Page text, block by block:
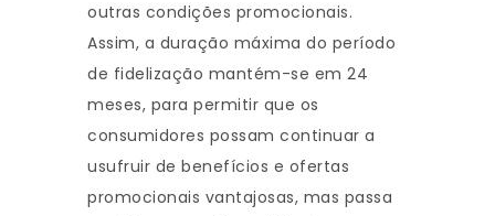
outras condições promocionais.
Assim, a duração máxima do período
de fidelização mantém-se em 24
meses, para permitir que os
consumidores possam continuar a
usufruir de benefícios e ofertas
promocionais vantajosas, mas passa